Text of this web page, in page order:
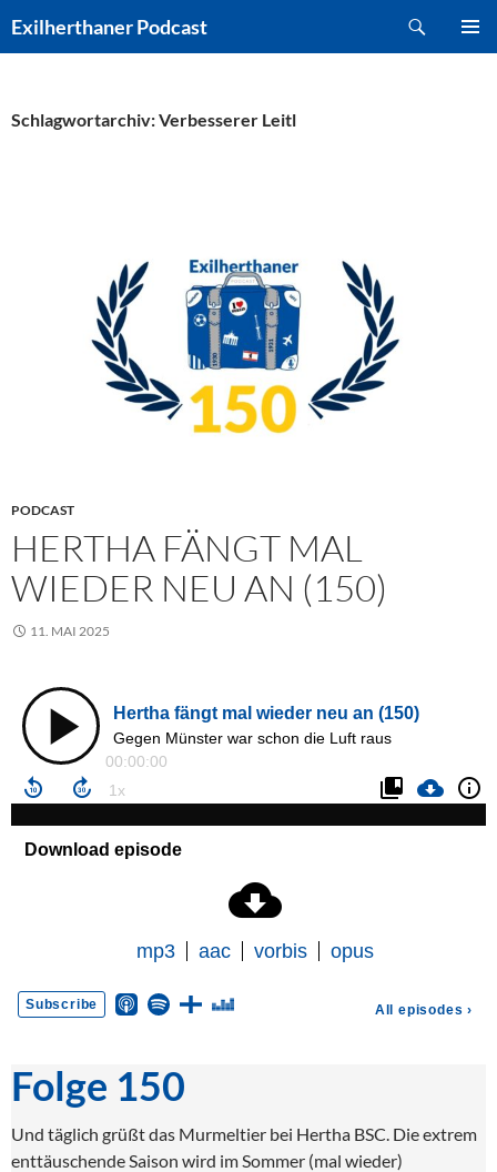
Inhalt
Exilherthaner Podcast
Schlagwortarchiv: Verbesserer Leitl
PODCAST
HERTHA FÄNGT MAL
WIEDER NEU AN (150)
11. MAI 2025
Folge 150
Und täglich grüßt das Murmeltier bei Hertha BSC. Die extrem
enttäuschende Saison wird im Sommer (mal wieder)